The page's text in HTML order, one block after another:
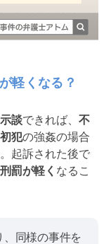
軽くなる？
示談できれば、 不
初犯の強姦の場合
起訴された後で
刑罰が軽く なるこ
、同様の事件を